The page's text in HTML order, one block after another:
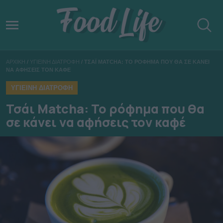
ΑΡΧΙΚΗ / ΥΓΙΕΙΝΗ ΔΙΑΤΡΟΦΗ / ΤΣΑΪ MATCHA: ΤΟ ΡΟΦΗΜΑ ΠΟΥ ΘΑ ΣΕ ΚΑΝΕΙ
ΝΑ ΑΦΗΣΕΙΣ ΤΟΝ ΚΑΦΕ
ΥΓΙΕΙΝΗ ΔΙΑΤΡΟΦΗ
Τσάι Matcha: Το ρόφημα που θα
σε κάνει να αφήσεις τον καφέ